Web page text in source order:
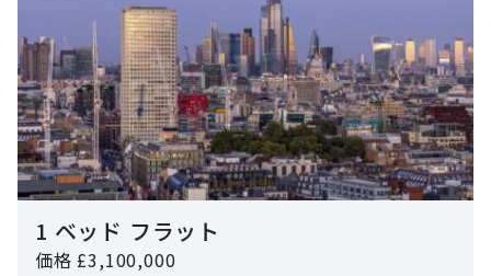
1 ベッド フラット
価格 £3,100,000